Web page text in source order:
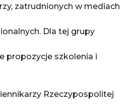
zatrudnionych w mediach
Dla tej grupy
propozycje szkolenia i
Rzeczypospolitej